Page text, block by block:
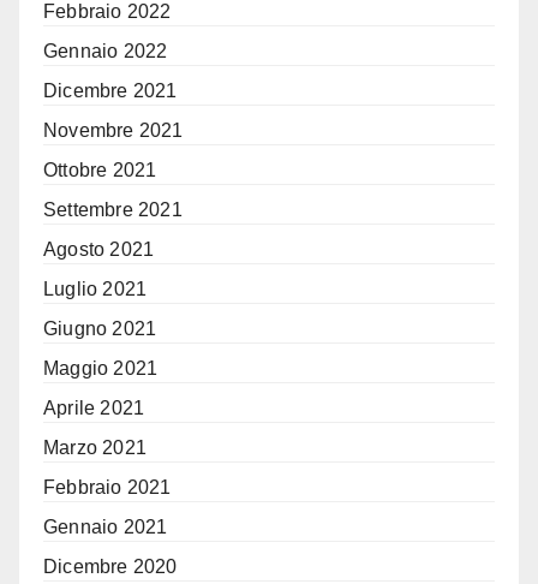
Febbraio 2022
Gennaio 2022
Dicembre 2021
Novembre 2021
Ottobre 2021
Settembre 2021
Agosto 2021
Luglio 2021
Giugno 2021
Maggio 2021
Aprile 2021
Marzo 2021
Febbraio 2021
Gennaio 2021
Dicembre 2020